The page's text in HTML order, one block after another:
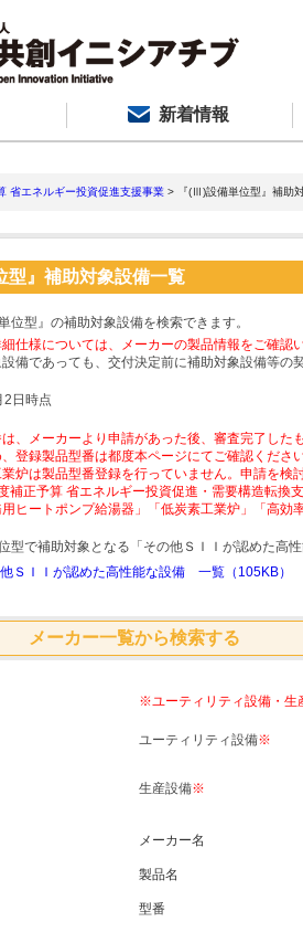
新着情報
省エネルギー投資促進支援事業 > 『(Ⅲ)設備単位型』補助
型』補助対象設備一覧
位型』の補助対象設備を検索できます。
仕様については、メーカーの製品情報をご確認
備であっても、交付決定前に補助対象設備等の
2日時点
、メーカーより申請があった後、審査完了した
登録製品型番は都度本ページにてご確認くださ
炉は製品型番登録を行っていません。申請を検
補正予算 省エネルギー投資促進・需要構造転換
用ヒートポンプ給湯器」「低炭素工業炉」「高
型で補助対象となる「その他ＳＩＩが認めた高
ＳＩＩが認めた高性能な設備 一覧（105KB）
メーカー一覧から検索する
※ユーティリティ設備・生
ユーティリティ設備※
生産設備※
メーカー名
製品名
型番